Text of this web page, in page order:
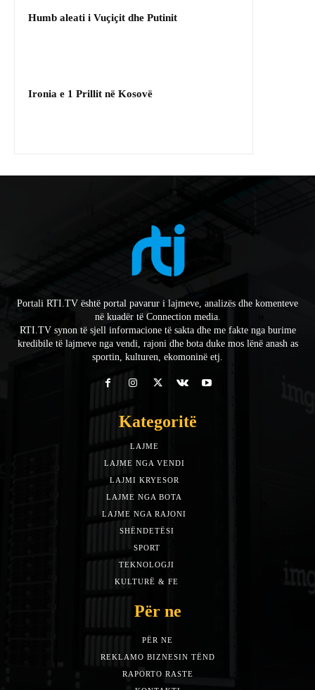
Humb aleati i Vuçiçit dhe Putinit
Ironia e 1 Prillit në Kosovë
Portali RTI.TV është portal pavarur i lajmeve, analizës dhe komenteve
në kuadër të Connection media.
RTI.TV synon të sjell informacione të sakta dhe me fakte nga burime
kredibile të lajmeve nga vendi, rajoni dhe bota duke mos lënë anash as
sportin, kulturen, ekomoninë etj.
Kategoritë
LAJME
LAJME NGA VENDI
LAJMI KRYESOR
LAJME NGA BOTA
LAJME NGA RAJONI
SHËNDETËSI
SPORT
TEKNOLOGJI
KULTURË & FE
Për ne
PËR NE
REKLAMO BIZNESIN TËND
RAPORTO RASTE